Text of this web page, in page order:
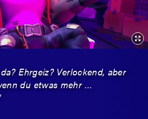
Ehrgeiz? Verlockend, aber
du etwas mehr …